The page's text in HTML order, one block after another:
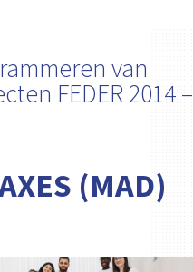
van
FEDER 2014 –
(MAD)